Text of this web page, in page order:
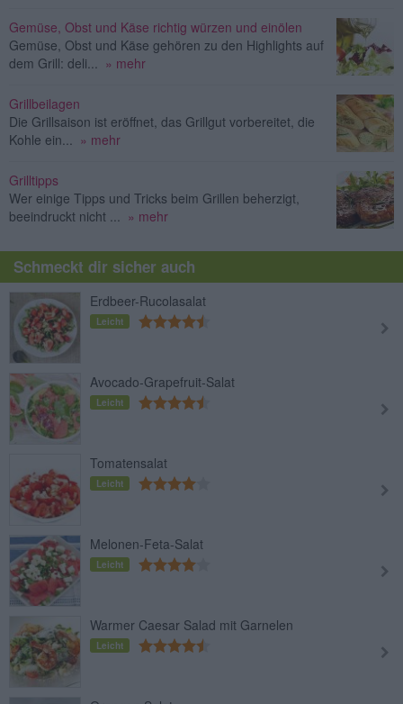
Gemüse, Obst und Käse richtig würzen und einölen
Gemüse, Obst und Käse gehören zu den Highlights auf
dem Grill: deli... » mehr
Grillbeilagen
Die Grillsaison ist eröffnet, das Grillgut vorbereitet, die
Kohle ein... » mehr
Grilltipps
Wer einige Tipps und Tricks beim Grillen beherzigt,
beeindruckt nicht ... » mehr
Schmeckt dir sicher auch
Erdbeer-Rucolasalat
Leicht
Avocado-Grapefruit-Salat
Leicht
Tomatensalat
Leicht
Melonen-Feta-Salat
Leicht
Warmer Caesar Salad mit Garnelen
Leicht